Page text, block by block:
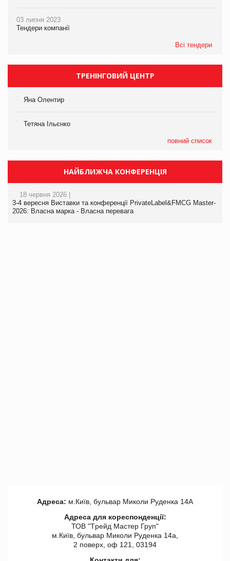
03 липня 2023
Тендери компанії
Всі тендери
ТРЕНІНГОВИЙ ЦЕНТР
Яна Олентир
Тетяна Ільєнко
повний список
НАЙБЛИЖЧА КОНФЕРЕНЦІЯ
18 червня 2026 |
3-4 вересня Виставки та конференції PrivateLabel&FMCG Master-
2026: Власна марка - Власна перевага
Адреса: м.Київ, бульвар Миколи Руденка 14А
Адреса для кореспонденції:
ТОВ "Tрейд Мастер Груп"
м.Київ, бульвар Миколи Руденка 14а,
2 поверх, оф 121, 03194